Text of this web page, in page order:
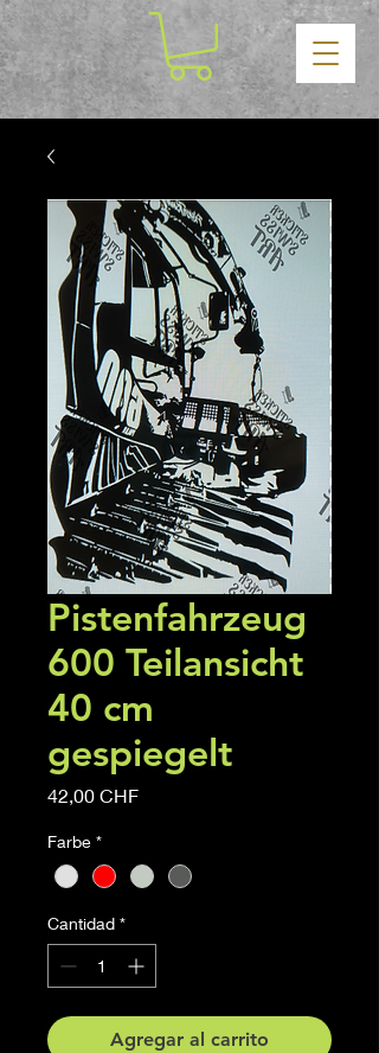
Pistenfahrzeug
600 Teilansicht
40 cm
gespiegelt
42,00 CHFPrecio
Farbe *
Cantidad *
Agregar al carrito